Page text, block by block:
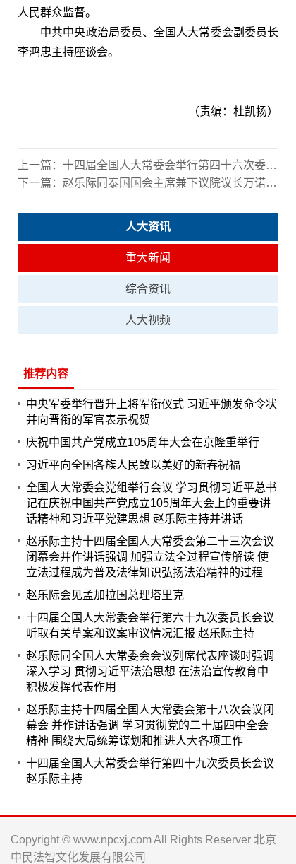
人民群众监督。
中共中央政治局委员、全国人大常委会副委员长
李鸿忠主持座谈会。
（责编：杜凯扬）
上一篇： 十四届全国人大常委会举行第四十六次委员长会议 赵乐际主持
下一篇： 赵乐际同泰国国会主席兼下议院议长万诺会谈
人大资讯
重大新闻
综合资讯
人大视频
推荐内容
中央军委举行晋升上将军衔仪式 习近平颁发命令状
并向晋衔的军官表示祝贺
庆祝中国共产党成立105周年大会在京隆重举行
习近平向全国各族人民致以美好的新春祝福
全国人大常委会党组举行会议 学习贯彻习近平总书
记在庆祝中国共产党成立105周年大会上的重要讲
话精神和习近平党建思想 赵乐际主持并讲话
赵乐际主持十四届全国人大常委会第二十三次会议
闭幕会并作讲话强调 加强立法全过程宣传解读 使
立法过程成为普及法律知识弘扬法治精神的过程
赵乐际会见孟加拉国总理塔里克
十四届全国人大常委会举行第六十九次委员长会议
听取有关草案和议案审议情况汇报 赵乐际主持
赵乐际同全国人大常委会会议列席代表座谈时强调
深入学习 贯彻习近平法治思想 在法治宣传教育中
积极发挥代表作用
赵乐际主持十四届全国人大常委会第十八次会议闭
幕会 并作讲话强调 学习贯彻党的二十届四中全会
精神 围绕大局统筹谋划和推进人大各项工作
十四届全国人大常委会举行第四十九次委员长会议
赵乐际主持
Copyright © www.npcxj.com All Rights Reserver 北京
中民法智文化发展有限公司